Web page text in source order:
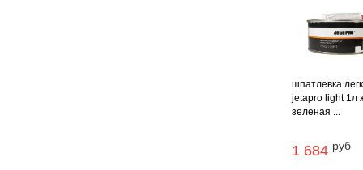
шпатлевка
jetapro light 1л
зеленая ...
1 684 руб